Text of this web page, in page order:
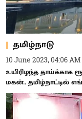
தமிழ்நாடு
10 June 2023, 04:06 AM
உயிரிழந்த தாய்க்காக
மகன்.. தமிழ்நாட்டில்